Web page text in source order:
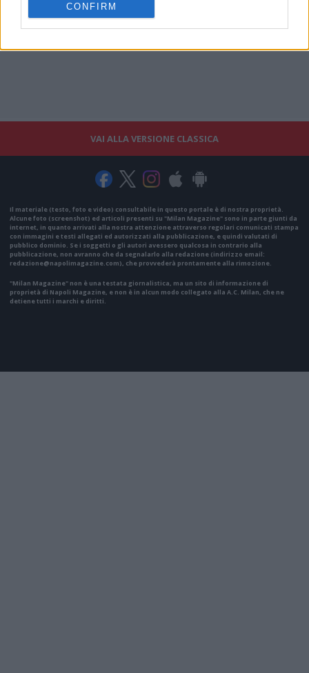
CONFIRM
VAI ALLA VERSIONE CLASSICA
Il materiale (testo, foto e video) consultabile in questo portale è di nostra proprietà.
Alcune foto (screenshot) ed articoli presenti su "Milan Magazine" sono in parte giunti da
internet, in quanto arrivati alla nostra attenzione attraverso regolari comunicati stampa
con immagini e testi allegati ed autorizzati alla pubblicazione, e quindi valutati di
pubblico dominio. Se i soggetti o gli autori avessero qualcosa in contrario alla
pubblicazione, non avranno che da segnalarlo alla redazione (indirizzo email:
redazione@napolimagazine.com), che provvederà prontamente alla rimozione.
"Milan Magazine" non è una testata giornalistica, ma un sito di informazione di
proprietà di Napoli Magazine, e non è in alcun modo collegato alla A.C. Milan, che ne
detiene tutti i marchi e diritti.